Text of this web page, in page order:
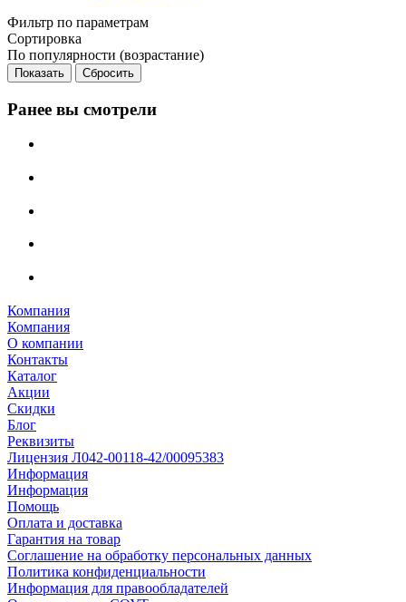
Фильтр по параметрам
Сортировка
По популярности (возрастание)
Сбросить
Ранее вы смотрели
Компания
Компания
О компании
Контакты
Каталог
Акции
Скидки
Блог
Реквизиты
Лицензия Л042-00118-42/00095383
Информация
Информация
Помощь
Оплата и доставка
Гарантия на товар
Соглашение на обработку персональных данных
Политика конфиденциальности
Информация для правообладателей